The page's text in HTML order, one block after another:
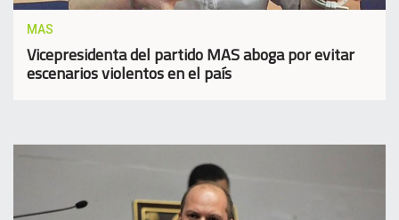
MAS
Vicepresidenta del partido MAS aboga por evitar
escenarios violentos en el país